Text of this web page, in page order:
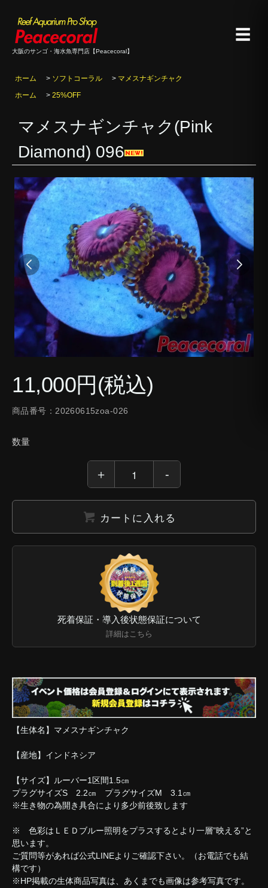
大阪のサンゴ・海水魚専門店【Peacecoral】
☰
ホーム > ソフトコーラル > マメスナギンチャク
ホーム
> 25%OFF
マメスナギンチャク(Pink
Diamond) 096
11,000円(税込)
商品番号：20260615zoa-026
数量
カートに入れる
死着保証・導入後状態保証について
詳細はこちら
【生体名】マメスナギンチャク
【産地】インドネシア
【サイズ】ルーバー1区間1.5㎝
プラグサイズS 2.2㎝ プラグサイズM 3.1㎝
※生き物の為開き具合により多少前後致します
※ 色彩はＬＥＤブルー照明をプラスするとより一層”映える”と
思います。
ご質問等があれば公式LINEよりご確認下さい。（お電話でも結
構です）
※HP掲載の生体商品写真は、あくまでも画像は参考写真です。